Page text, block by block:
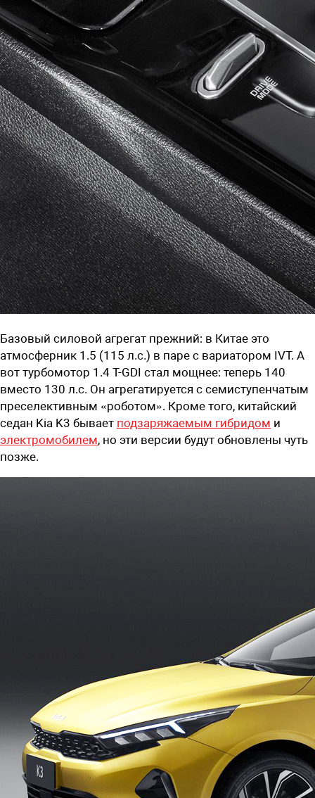
Базовый силовой агрегат прежний: в Китае это
атмосферник 1.5 (115 л.с.) в паре с вариатором IVT. А
вот турбомотор 1.4 T-GDI стал мощнее: теперь 140
вместо 130 л.с. Он агрегатируется с семиступенчатым
преселективным «роботом». Кроме того, китайский
седан Kia K3 бывает подзаряжаемым гибридом и
электромобилем, но эти версии будут обновлены чуть
позже.